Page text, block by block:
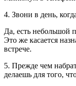
4. Звони в день,
Да, есть небольшой
Это же касается
встрече.
5. Прежде чем
делаешь для того,